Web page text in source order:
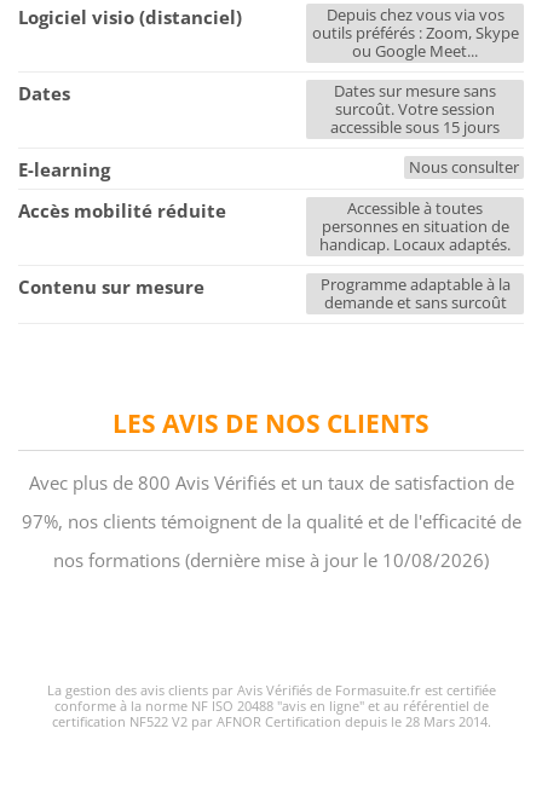
LES AVIS DE NOS CLIENTS
Avec plus de 800 Avis Vérifiés et un taux de satisfaction de
97%, nos clients témoignent de la qualité et de l'efficacité de
nos formations (dernière mise à jour le 10/08/2026)
La gestion des avis clients par Avis Vérifiés de Formasuite.fr est certifiée
conforme à la norme NF ISO 20488 "avis en ligne" et au référentiel de
certification NF522 V2 par AFNOR Certification depuis le 28 Mars 2014.
Logiciel visio (distanciel)
Depuis chez vous via vos
outils préférés : Zoom, Skype
ou Google Meet...
Dates
Dates sur mesure sans
surcoût. Votre session
accessible sous 15 jours
E-learning Nous consulter
Accès mobilité réduite
Accessible à toutes
personnes en situation de
handicap. Locaux adaptés.
Contenu sur mesure
Programme adaptable à la
demande et sans surcoût